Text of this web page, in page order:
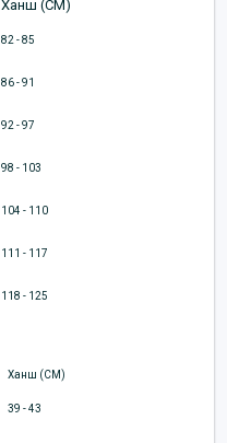
Ханш (CM)
82 - 85
86 - 91
92 - 97
98 - 103
104 - 110
111 - 117
118 - 125
Ханш (CM)
39 - 43